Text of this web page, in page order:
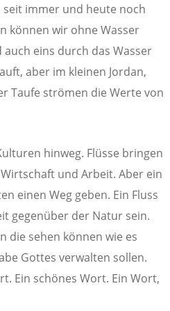
seit immer und heute noch
können wir ohne Wasser
eins durch das Wasser
aber im kleinen Jordan,
Taufe strömen die Werte von
hinweg. Flüsse bringen
und Arbeit. Aber ein
einen Weg geben. Ein Fluss
gegenüber der Natur sein.
die sehen können wie es
Gottes verwalten sollen.
Ein schönes Wort. Ein Wort,